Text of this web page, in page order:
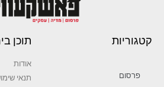
קטגוריות
פרסום
תוכן
אודות
תנאי